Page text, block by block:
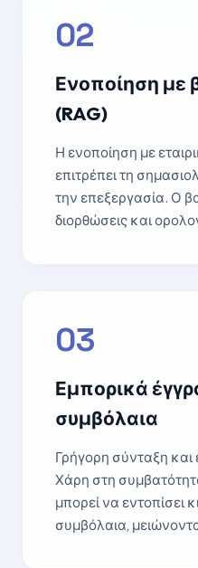
02
Ενοποίηση με
(RAG)
Η ενοποίηση με
επιτρέπει τη
την επεξεργασία. Ο
διορθώσεις και
03
Εμπορικά
συμβόλαια
Γρήγορη σύνταξη
Χάρη στη
μπορεί να εντοπίσει
συμβόλαια,